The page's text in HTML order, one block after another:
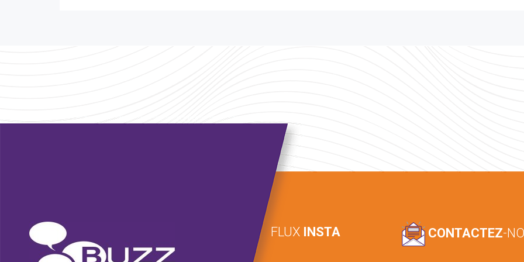
FLUX INSTA CONTACTEZ-